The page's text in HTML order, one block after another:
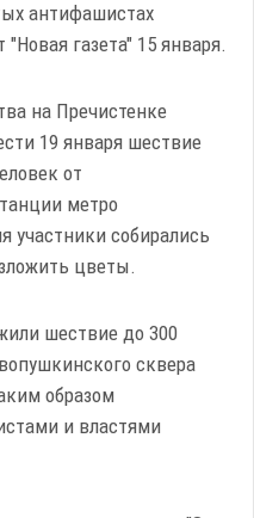
антифашистах
газета" 15 января.
на Пречистенке
19 января шествие
от
метро
участники собирались
цветы.
шествие до 300
сквера
образом
и властями